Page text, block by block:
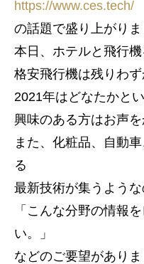
https://www.ces.tech/
の話題で盛り上がりま
本日、ホテルと飛行機
格安飛行機は残りわず
2021年はどなたかと
興味のある方はお声を
また、化粧品、自動
る
最新技術が集うよう
「こんな分野の情報
い。」
などのご要望があり